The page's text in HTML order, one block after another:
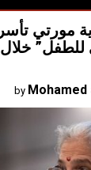
مورتي
للطفل”
Mohamed